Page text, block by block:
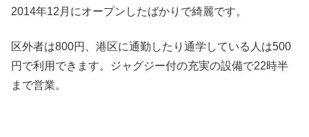
2014年12月にオープンしたばかりで綺麗です。
区外者は800円、港区に通勤したり通学している人は500
円で利用できます。ジャグジー付の充実の設備で22時半
まで営業。